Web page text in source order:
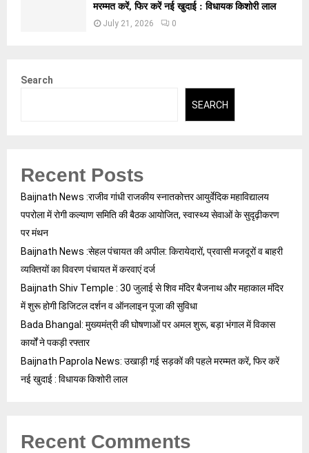
मरम्मत करें, फिर करें नई खुदाई : विधायक किशोरी लाल
July 21, 2026 0
Search
SEARCH
Recent Posts
Baijnath News :राजीव गांधी राजकीय स्नातकोत्तर आयुर्वेदिक महाविद्यालय
पपरोला में रोगी कल्याण समिति की बैठक आयोजित, स्वास्थ्य सेवाओं के सुदृढ़ीकरण
पर मंथन
Baijnath News :सेहल पंचायत की अपील: किरायेदारों, प्रवासी मजदूरों व बाहरी
व्यक्तियों का विवरण पंचायत में करवाएं दर्ज
Baijnath Shiv Temple : 30 जुलाई से शिव मंदिर बैजनाथ और महाकाल मंदिर
में शुरू होगी डिजिटल दर्शन व ऑनलाइन पूजा की सुविधा
Bada Bhangal: मुख्यमंत्री की घोषणाओं पर अमल शुरू, बड़ा भंगाल में विकास
कार्यों ने पकड़ी रफ्तार
Baijnath Paprola News: उखाड़ी गई सड़कों की पहले मरम्मत करें, फिर करें
नई खुदाई : विधायक किशोरी लाल
Recent Comments